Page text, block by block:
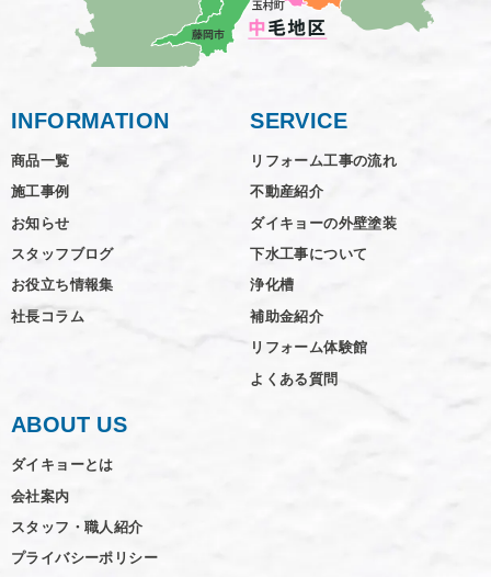
INFORMATION
商品一覧
施工事例
お知らせ
スタッフブログ
お役立ち情報集
社長コラム
SERVICE
リフォーム工事の流れ
不動産紹介
ダイキョーの外壁塗装
下水工事について
浄化槽
補助金紹介
リフォーム体験館
よくある質問
ABOUT US
ダイキョーとは
会社案内
スタッフ・職人紹介
プライバシーポリシー